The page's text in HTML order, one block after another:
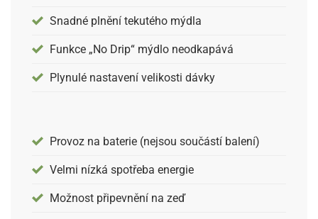
Snadné plnění tekutého mýdla
Funkce „No Drip“ mýdlo neodkapává
Plynulé nastavení velikosti dávky
Provoz na baterie (nejsou součástí balení)
Velmi nízká spotřeba energie
Možnost připevnění na zeď